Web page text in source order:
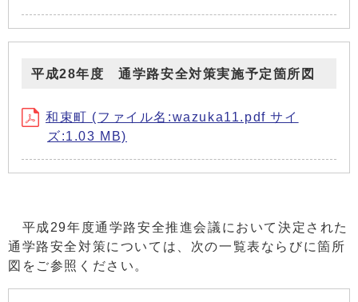
平成28年度 通学路安全対策実施予定箇所図
和束町 (ファイル名:wazuka11.pdf サイ
ズ:1.03 MB)
平成29年度通学路安全推進会議において決定された
通学路安全対策については、次の一覧表ならびに箇所
図をご参照ください。